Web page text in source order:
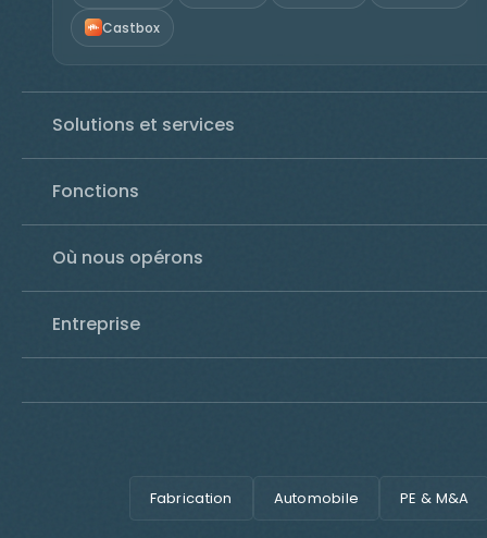
Castbox
Solutions et services
Fonctions
Où nous opérons
Entreprise
Fabrication Automobile PE & M&A